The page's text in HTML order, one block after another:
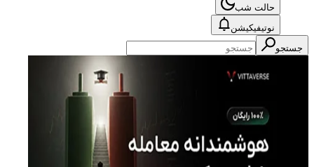
حالت شب
نوتیفیکیشن
جستجو